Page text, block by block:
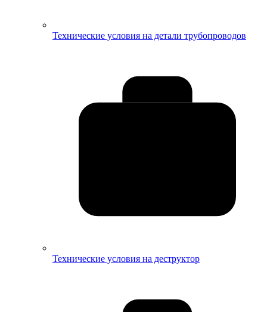
Технические условия на детали трубопроводов
Технические условия на деструктор